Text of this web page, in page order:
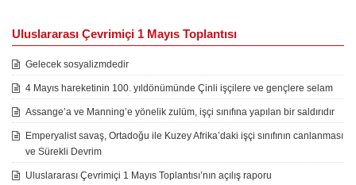
Uluslararası Çevrimiçi 1 Mayıs Toplantısı
Gelecek sosyalizmdedir
4 Mayıs hareketinin 100. yıldönümünde Çinli işçilere ve gençlere selam
Assange’a ve Manning’e yönelik zulüm, işçi sınıfına yapılan bir saldırıdır
Emperyalist savaş, Ortadoğu ile Kuzey Afrika’daki işçi sınıfının canlanması
ve Sürekli Devrim
Uluslararası Çevrimiçi 1 Mayıs Toplantısı’nın açılış raporu